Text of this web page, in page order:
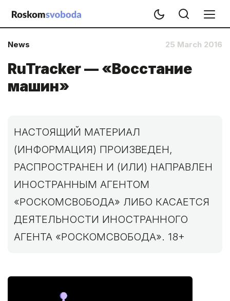
News 25 March 2016
RuTracker — «Восстание
машин»
НАСТОЯЩИЙ МАТЕРИАЛ
(ИНФОРМАЦИЯ) ПРОИЗВЕДЕН,
РАСПРОСТРАНЕН И (ИЛИ) НАПРАВЛЕН
ИНОСТРАННЫМ АГЕНТОМ
«РОСКОМСВОБОДА» ЛИБО КАСАЕТСЯ
ДЕЯТЕЛЬНОСТИ ИНОСТРАННОГО
АГЕНТА «РОСКОМСВОБОДА». 18+